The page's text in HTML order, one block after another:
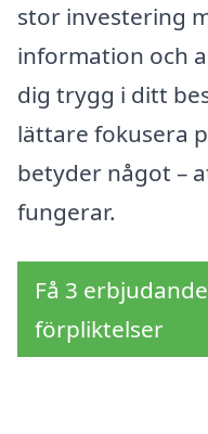
stor investering
information och
dig trygg i ditt
lättare fokusera
betyder något –
fungerar.
Få 3
förpliktelser